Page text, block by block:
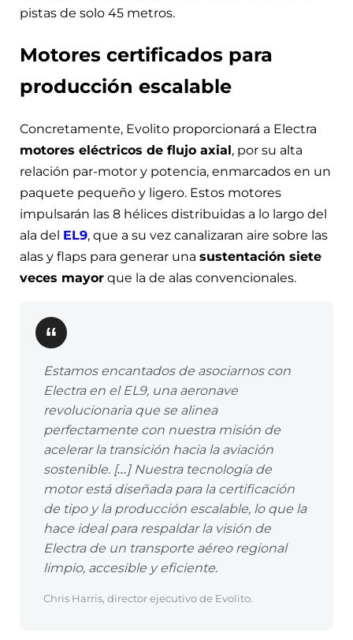
pistas de solo 45 metros.
Motores certificados para
producción escalable
Concretamente, Evolito proporcionará a Electra
motores eléctricos de flujo axial, por su alta
relación par-motor y potencia, enmarcados en un
paquete pequeño y ligero. Estos motores
impulsarán las 8 hélices distribuidas a lo largo del
ala del EL9, que a su vez canalizaran aire sobre las
alas y flaps para generar una sustentación siete
veces mayor que la de alas convencionales.
Estamos encantados de asociarnos con
Electra en el EL9, una aeronave
revolucionaria que se alinea
perfectamente con nuestra misión de
acelerar la transición hacia la aviación
sostenible. […] Nuestra tecnología de
motor está diseñada para la certificación
de tipo y la producción escalable, lo que la
hace ideal para respaldar la visión de
Electra de un transporte aéreo regional
limpio, accesible y eficiente.
Chris Harris, director ejecutivo de Evolito.